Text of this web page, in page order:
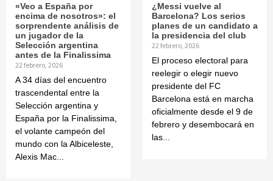
«Veo a España por
encima de nosotros»: el
sorprendente análisis de
un jugador de la
Selección argentina
antes de la Finalissima
22 febrero, 2026
A 34 días del encuentro
trascendental entre la
Selección argentina y
España por la Finalissima,
el volante campeón del
mundo con la Albiceleste,
Alexis Mac...
¿Messi vuelve al
Barcelona? Los serios
planes de un candidato a
la presidencia del club
22 febrero, 2026
El proceso electoral para
reelegir o elegir nuevo
presidente del FC
Barcelona está en marcha
oficialmente desde el 9 de
febrero y desembocará en
las...